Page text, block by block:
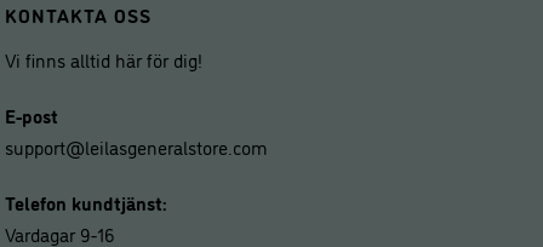
KONTAKTA OSS
Vi finns alltid här för dig!
E-post
support@leilasgeneralstore.com
Telefon kundtjänst:
Vardagar 9-16